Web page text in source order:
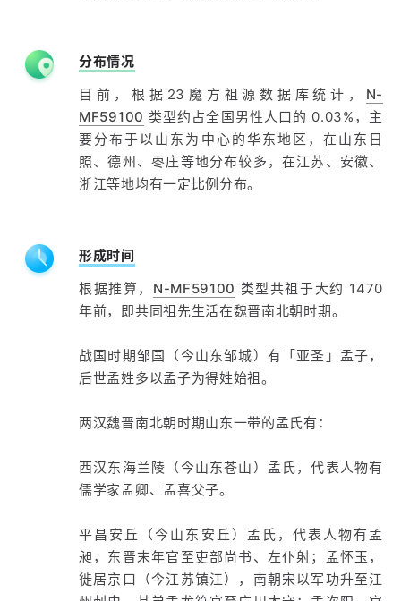
分布情况
目前，根据23魔方祖源数据库统计， N-
MF59100 类型约占全国男性人口的 0.03%，主
要分布于以山东为中心的华东地区，在山东日
照、德州、枣庄等地分布较多，在江苏、安徽、
浙江等地均有一定比例分布。
形成时间
根据推算， N-MF59100 类型共祖于大约 1470
年前，即共同祖先生活在魏晋南北朝时期。
战国时期邹国（今山东邹城）有「亚圣」孟子，
后世孟姓多以孟子为得姓始祖。
两汉魏晋南北朝时期山东一带的孟氏有：
西汉东海兰陵（今山东苍山）孟氏，代表人物有
儒学家孟卿、孟喜父子。
平昌安丘（今山东安丘）孟氏，代表人物有孟
昶，东晋末年官至吏部尚书、左仆射；孟怀玉，
徙居京口（今江苏镇江），南朝宋以军功升至江